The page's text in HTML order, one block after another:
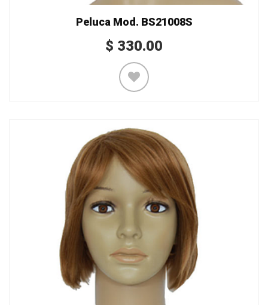
Peluca Mod. BS21008S
$ 330.00